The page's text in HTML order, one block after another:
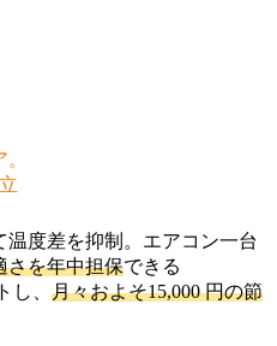
度差を抑制。エアコン一台
さを年中担保できる
し、 月々およそ15,000 円の節